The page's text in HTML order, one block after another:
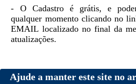
- O Cadastro é grátis, e
qualquer momento clicando no
EMAIL localizado no final da
atualizações.
Ajude a manter este site no